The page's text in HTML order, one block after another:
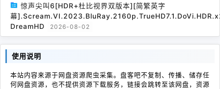
惊声尖叫6[HDR+杜比视界双版本][简繁英字
幕
DreamHD
2026-08-02
使用说明
本站内容来源于网盘资源爬虫采集。盘客吧不复制、传播、储存任
何网盘资源，也不提供资源下载服务，链接会跳转至该网盘，资源